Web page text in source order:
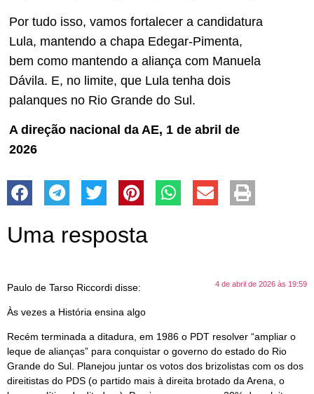
Por tudo isso, vamos fortalecer a candidatura
Lula, mantendo a chapa Edegar-Pimenta,
bem como mantendo a aliança com Manuela
Dávila. E, no limite, que Lula tenha dois
palanques no Rio Grande do Sul.
A direção nacional da AE, 1 de abril de
2026
Uma resposta
Paulo de Tarso Riccordi disse: 4 de abril de 2026 às 19:59
Às vezes a História ensina algo
Recém terminada a ditadura, em 1986 o PDT resolver “ampliar o
leque de alianças” para conquistar o governo do estado do Rio
Grande do Sul. Planejou juntar os votos dos brizolistas com os dos
direitistas do PDS (o partido mais à direita brotado da Arena, o